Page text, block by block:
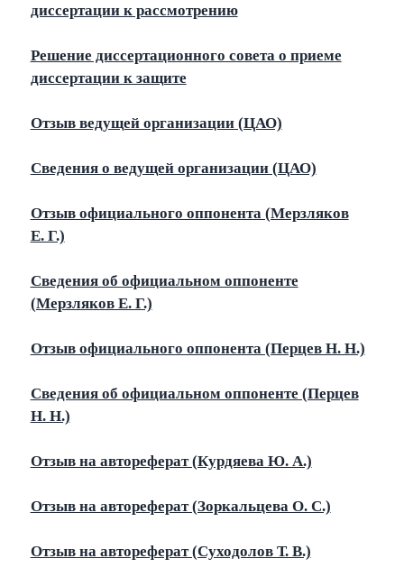
диссертации к рассмотрению
Решение диссертационного совета о приеме
диссертации к защите
Отзыв ведущей организации (ЦАО)
Сведения о ведущей организации (ЦАО)
Отзыв официального оппонента (Мерзляков
Е. Г.)
Сведения об официальном оппоненте
(Мерзляков Е. Г.)
Отзыв официального оппонента (Перцев Н. Н.)
Сведения об официальном оппоненте (Перцев
Н. Н.)
Отзыв на автореферат (Курдяева Ю. А.)
Отзыв на автореферат (Зоркальцева О. С.)
Отзыв на автореферат (Суходолов Т. В.)